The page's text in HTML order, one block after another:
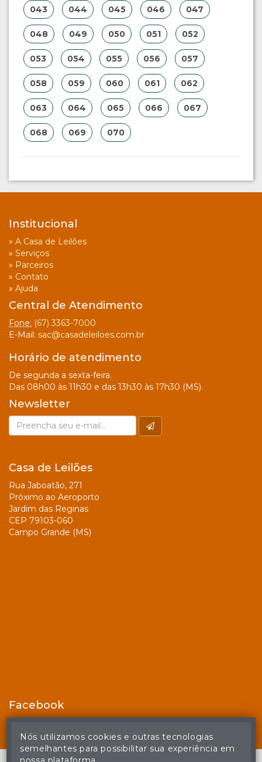
043 044 045 046 047
048 049 050 051 052
053 054 055 056 057
058 059 060 061 062
063 064 065 066 067
068 069 070
Institucional
» A Casa de Leilões
» Serviços
» Parceiros
» Contato
» Ajuda
Central de Atendimento
Fone: (67) 3363-7000
E-Mail: sac@casadeleiloes.com.br
Horário de atendimento
De segunda a sexta-feira.
Das 08h00 às 11h30 e das 13h30 às 17h30 (MS).
Newsletter
Casa de Leilões
Rua Jaboatão, 271
Próximo ao Aeroporto
Jardim das Reginas
CEP 79103-060
Campo Grande (MS)
Facebook
Nós utilizamos cookies e outras tecnologias
semelhantes para possibilitar sua experiência em